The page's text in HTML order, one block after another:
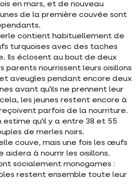
en mars, et de nouveau
de la première couvée sont
contient habituellement de
turquoises avec des taches
Ils éclosent au bout de deux
parents nourrissent leurs oisillons
aveugles pendant encore deux
avant qu'ils ne prennent leur
les jeunes restent encore à
parfois de la nourriture.
estime qu'il y a entre 38 et 55
de merles noirs.
couve, mais une fois les œufs
aidera à nourrir les oisillons.
socialement monogames :
restent ensemble toute leur